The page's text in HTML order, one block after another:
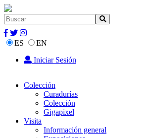
ES
EN
Iniciar Sesión
Colección
Curadurías
Colección
Gigapixel
Visita
Información general